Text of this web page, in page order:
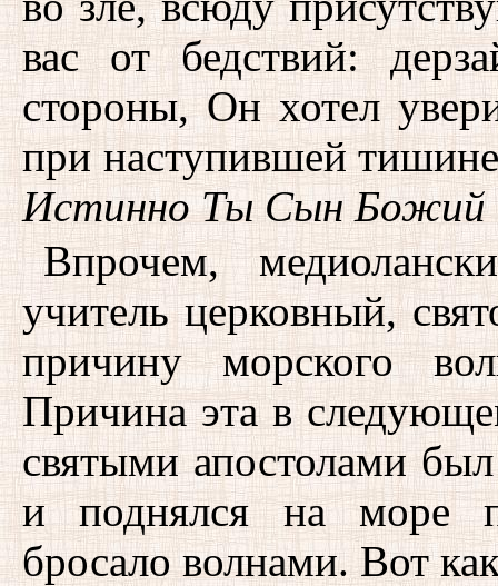
вас от бедствий:
стороны, Он хотел
при наступившей
Истинно Ты Сын Божий
Впрочем,
учитель церковный,
причину морского
Причина эта в
святыми апостолами
и поднялся на море
бросало волнами. Вот